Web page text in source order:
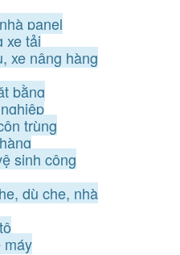
panel
xe tải
xe nâng hàng
bằng
trùng
sinh công
dù che, nhà
máy